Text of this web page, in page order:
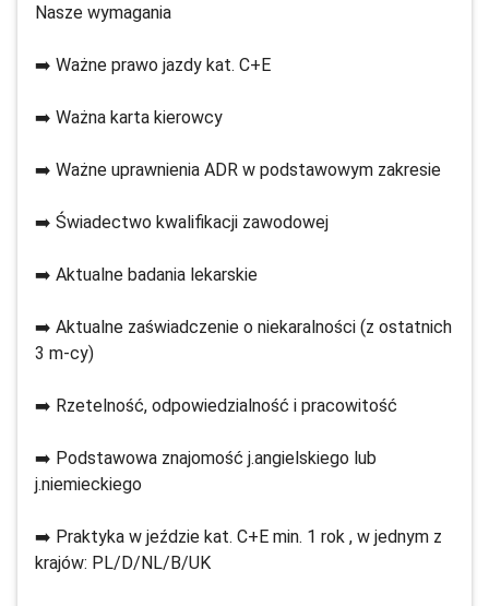
Nasze wymagania
➡️ Ważne prawo jazdy kat. C+E
➡️ Ważna karta kierowcy
➡️ Ważne uprawnienia ADR w podstawowym zakresie
➡️ Świadectwo kwalifikacji zawodowej
➡️ Aktualne badania lekarskie
➡️ Aktualne zaświadczenie o niekaralności (z ostatnich
3 m-cy)
➡️ Rzetelność, odpowiedzialność i pracowitość
➡️ Podstawowa znajomość j.angielskiego lub
j.niemieckiego
➡️ Praktyka w jeździe kat. C+E min. 1 rok , w jednym z
krajów: PL/D/NL/B/UK